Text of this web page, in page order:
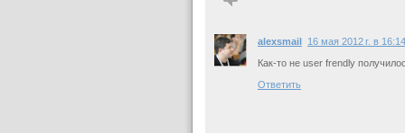
alexsmail 16 мая 2012 г. в 16:14
Как-то не user frendly
Ответить